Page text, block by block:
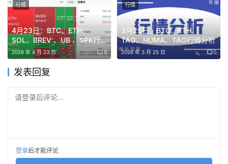
SOL
SOL回踩到89.85，回调到0.50-0.618的位置是89.85-
4月23日：BTC、ETH、
SOL、BREV 、UB 、SPK行
情分析
2026 年 4 月 23 日 0
行情
3月25日：BTC、ETH、
TAO、HUMA、TAO行情分析
2026 年 3 月 25 日 0
行情
发表回复
请登录后评论...
登录后才能评论